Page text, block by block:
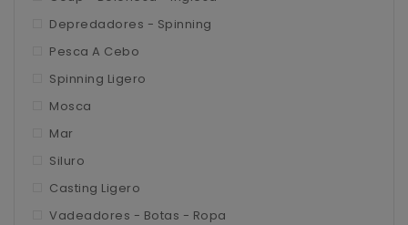
Mosca
Mar
Casting ligero
Vadeadores – Botas – Ropa
Direcciones
Depredadores - Spinning
Pesca A Cebo
Spinning Ligero
Mosca
Mar
Siluro
Casting Ligero
Vadeadores - Botas - Ropa